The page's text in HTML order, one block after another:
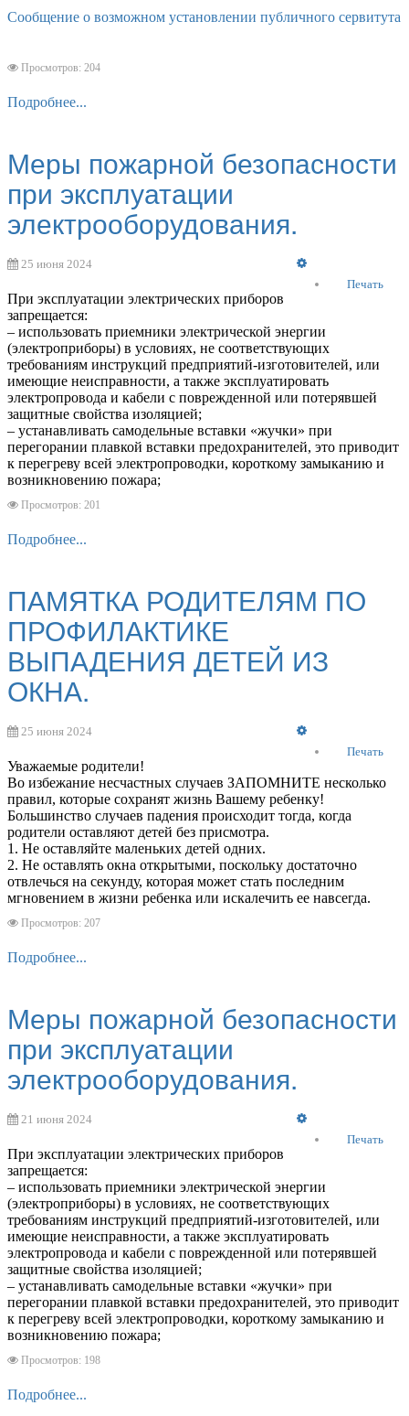
Сообщение о возможном установлении публичного сервитута
Просмотров: 204
Подробнее...
Меры пожарной безопасности
при эксплуатации
электрооборудования.
Печать
25 июня 2024
При эксплуатации электрических приборов
запрещается:
– использовать приемники электрической энергии
(электроприборы) в условиях, не соответствующих
требованиям инструкций предприятий-изготовителей, или
имеющие неисправности, а также эксплуатировать
электропровода и кабели с поврежденной или потерявшей
защитные свойства изоляцией;
– устанавливать самодельные вставки «жучки» при
перегорании плавкой вставки предохранителей, это приводит
к перегреву всей электропроводки, короткому замыканию и
возникновению пожара;
Просмотров: 201
Подробнее...
ПАМЯТКА РОДИТЕЛЯМ ПО
ПРОФИЛАКТИКЕ
ВЫПАДЕНИЯ ДЕТЕЙ ИЗ
ОКНА.
Печать
25 июня 2024
Уважаемые родители!
Во избежание несчастных случаев ЗАПОМНИТЕ несколько
правил, которые сохранят жизнь Вашему ребенку!
Большинство случаев падения происходит тогда, когда
родители оставляют детей без присмотра.
1. Не оставляйте маленьких детей одних.
2. Не оставлять окна открытыми, поскольку достаточно
отвлечься на секунду, которая может стать последним
мгновением в жизни ребенка или искалечить ее навсегда.
Просмотров: 207
Подробнее...
Меры пожарной безопасности
при эксплуатации
электрооборудования.
Печать
21 июня 2024
При эксплуатации электрических приборов
запрещается:
– использовать приемники электрической энергии
(электроприборы) в условиях, не соответствующих
требованиям инструкций предприятий-изготовителей, или
имеющие неисправности, а также эксплуатировать
электропровода и кабели с поврежденной или потерявшей
защитные свойства изоляцией;
– устанавливать самодельные вставки «жучки» при
перегорании плавкой вставки предохранителей, это приводит
к перегреву всей электропроводки, короткому замыканию и
возникновению пожара;
Просмотров: 198
Подробнее...